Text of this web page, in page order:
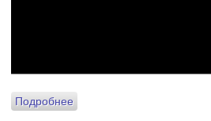
Подробнее